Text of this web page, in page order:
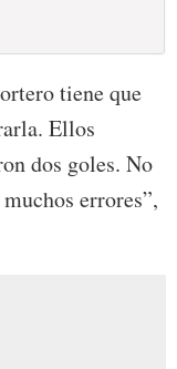
tiene que
Ellos
dos goles. No
errores”,